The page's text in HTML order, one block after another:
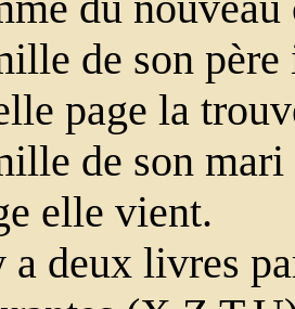
de son
page la
de son
elle vient.
a deux livres